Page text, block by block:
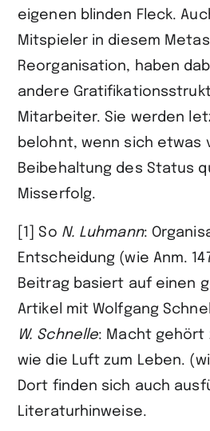
eigenen blinden Fleck.
Mitspieler in diesem
Reorganisation, haben
andere
Mitarbeiter. Sie werden
belohnt, wenn sich etwas
Beibehaltung des Status
Misserfolg.
[1] So N. Luhmann:
Entscheidung (wie Anm.
Beitrag basiert auf einen
Artikel mit Wolfgang
W. Schnelle: Macht gehört
wie die Luft zum Leben.
Dort finden sich auch
Literaturhinweise.